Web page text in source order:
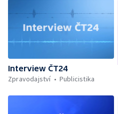
Interview ČT24
Zpravodajství
Publicistika